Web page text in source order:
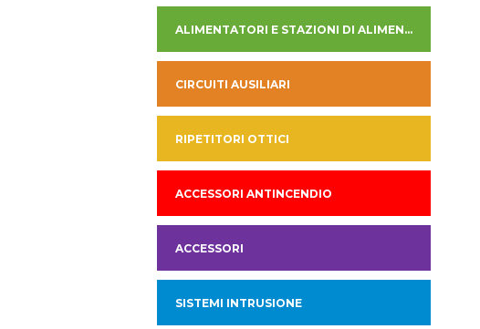
ALIMENTATORI E STAZIONI DI ALIMENTAZIONE
CIRCUITI AUSILIARI
RIPETITORI OTTICI
ACCESSORI ANTINCENDIO
ACCESSORI
SISTEMI INTRUSIONE